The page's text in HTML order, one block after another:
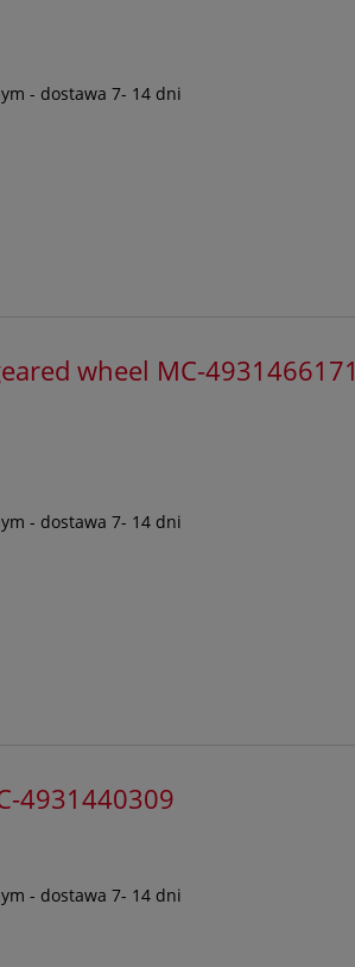
- dostawa 7- 14 dni
wheel MC-4931466171
- dostawa 7- 14 dni
4931440309
- dostawa 7- 14 dni